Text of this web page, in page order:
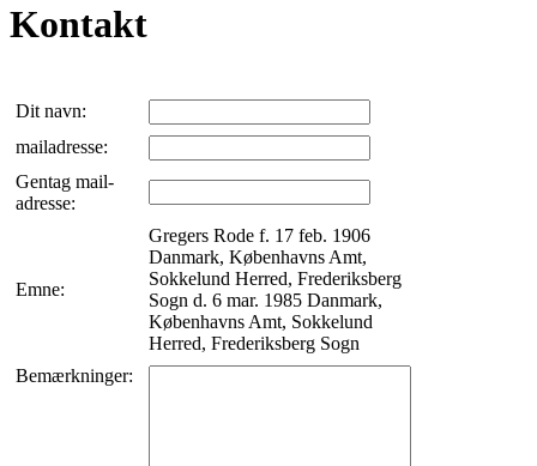
Kontakt
Dit navn:
mailadresse:
Gentag mail-
adresse:
Emne:
Gregers Rode f. 17 feb. 1906
Danmark, Københavns Amt,
Sokkelund Herred, Frederiksberg
Sogn d. 6 mar. 1985 Danmark,
Københavns Amt, Sokkelund
Herred, Frederiksberg Sogn
Bemærkninger: